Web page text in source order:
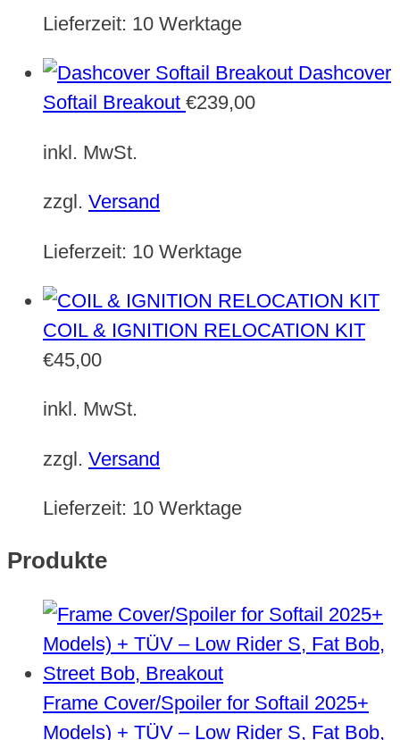
Lieferzeit: 10 Werktage
Dashcover
Softail Breakout €239,00
inkl. MwSt.
zzgl. Versand
Lieferzeit: 10 Werktage
COIL & IGNITION RELOCATION KIT
€45,00
inkl. MwSt.
zzgl. Versand
Lieferzeit: 10 Werktage
Produkte
Frame Cover/Spoiler for Softail 2025+
Models) + TÜV – Low Rider S, Fat Bob,